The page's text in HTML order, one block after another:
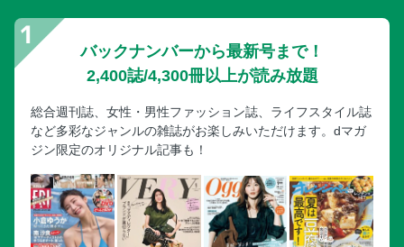
バックナンバーから最新号まで！
2,400誌/4,300冊以上が読み放題
総合週刊誌、女性・男性ファッション誌、ライフスタイル誌
など多彩なジャンルの雑誌がお楽しみいただけます。dマガ
ジン限定のオリジナル記事も！